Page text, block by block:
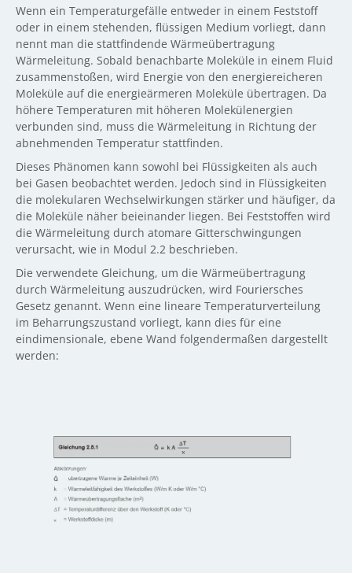
Wenn ein Temperaturgefälle entweder in einem Feststoff
oder in einem stehenden, flüssigen Medium vorliegt, dann
nennt man die stattfindende Wärmeübertragung
Wärmeleitung. Sobald benachbarte Moleküle in einem Fluid
zusammenstoßen, wird Energie von den energiereicheren
Moleküle auf die energieärmeren Moleküle übertragen. Da
höhere Temperaturen mit höheren Molekülenergien
verbunden sind, muss die Wärmeleitung in Richtung der
abnehmenden Temperatur stattfinden.
Dieses Phänomen kann sowohl bei Flüssigkeiten als auch
bei Gasen beobachtet werden. Jedoch sind in Flüssigkeiten
die molekularen Wechselwirkungen stärker und häufiger, da
die Moleküle näher beieinander liegen. Bei Feststoffen wird
die Wärmeleitung durch atomare Gitterschwingungen
verursacht, wie in Modul 2.2 beschrieben.
Die verwendete Gleichung, um die Wärmeübertragung
durch Wärmeleitung auszudrücken, wird Fouriersches
Gesetz genannt. Wenn eine lineare Temperaturverteilung
im Beharrungszustand vorliegt, kann dies für eine
eindimensionale, ebene Wand folgendermaßen dargestellt
werden: